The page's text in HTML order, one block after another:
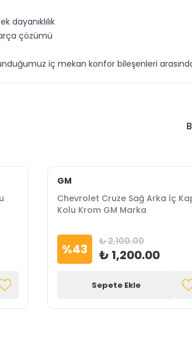
dayanıklılık
çözümü
iç mekan konfor bileşenleri
GM
Chevrolet Cruze Sağ Arka İç
Kolu Krom GM Marka
%43 ₺ 2,100.00
₺ 1,200.00
Sepete Ekle